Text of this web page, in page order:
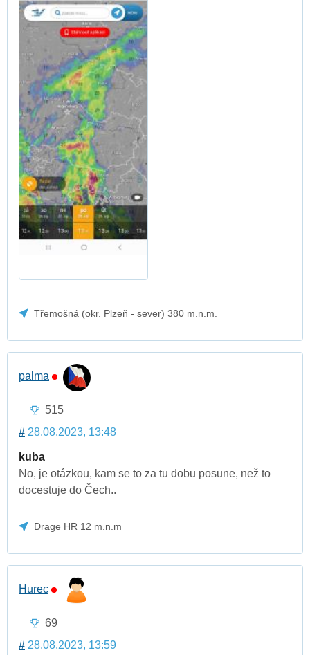
Třemošná (okr. Plzeň - sever) 380 m.n.m.
palma
515
# 28.08.2023, 13:48
kuba
No, je otázkou, kam se to za tu dobu posune, než to
docestuje do Čech..
Drage HR 12 m.n.m
Hurec
69
# 28.08.2023, 13:59